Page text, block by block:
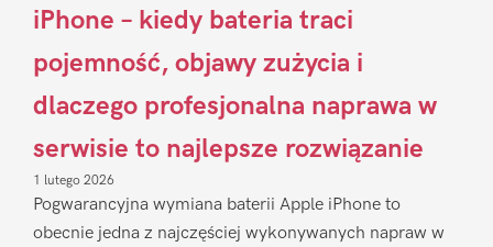
iPhone – kiedy bateria traci
pojemność, objawy zużycia i
dlaczego profesjonalna naprawa w
serwisie to najlepsze rozwiązanie
1 lutego 2026
Pogwarancyjna wymiana baterii Apple iPhone to
obecnie jedna z najczęściej wykonywanych napraw w